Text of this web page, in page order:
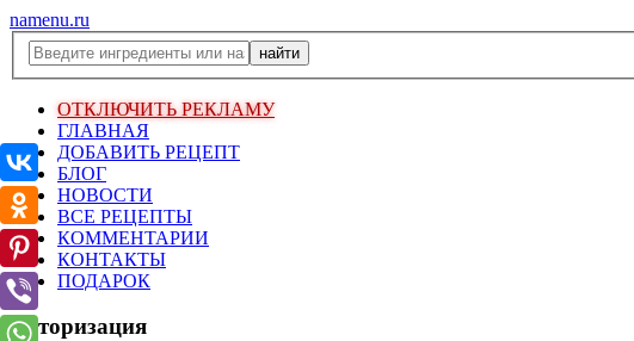
namenu.ru
ОТКЛЮЧИТЬ РЕКЛАМУ
ГЛАВНАЯ
ДОБАВИТЬ РЕЦЕПТ
БЛОГ
НОВОСТИ
ВСЕ РЕЦЕПТЫ
КОММЕНТАРИИ
КОНТАКТЫ
ПОДАРОК
Авторизация